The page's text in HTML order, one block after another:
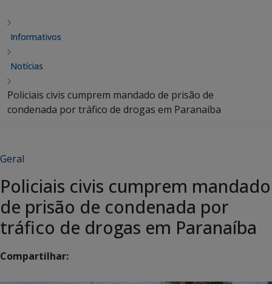
Informativos
Notícias
Policiais civis cumprem mandado de prisão de
condenada por tráfico de drogas em Paranaíba
Geral
Policiais civis cumprem mandado
de prisão de condenada por
tráfico de drogas em Paranaíba
Compartilhar: